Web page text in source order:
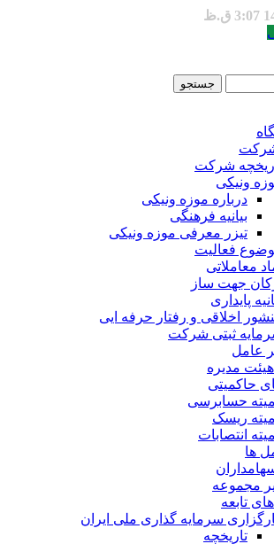
جستجو
شرکت
شرکت
ونیکی
درباره موزه ونیکی
بیانیه فرهنگی
تیزر معرفی موزه ونیکی
فعالیت
معاملاتی
جهت ساز
پایداری
اخلاقی و رفتار حرفه ایی
ثبتی شرکت
عامل
مدیره
حاکمیتی
حسابرسی
ریسک
انتصابات
ها
مجموعه
تابعه
سرمایه گذاری ملی ایران
تاریخچه